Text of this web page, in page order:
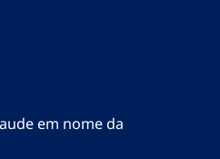
em nome da